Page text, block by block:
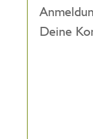
Deine